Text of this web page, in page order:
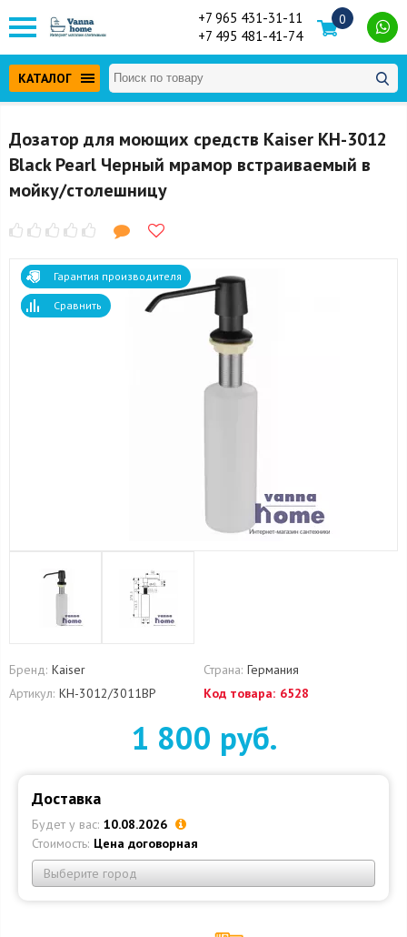
+7 965 431-31-11
+7 495 481-41-74
0
КАТАЛОГ
Дозатор для моющих средств Kaiser KH-3012
Black Pearl Черный мрамор встраиваемый в
мойку/столешницу
Гарантия производителя
Сравнить
Бренд: Kaiser Страна: Германия
Артикул: KH-3012/3011BP Код товара: 6528
1 800 руб.
Доставка
Будет у вас: 10.08.2026
Стоимость: Цена договорная
Выберите город